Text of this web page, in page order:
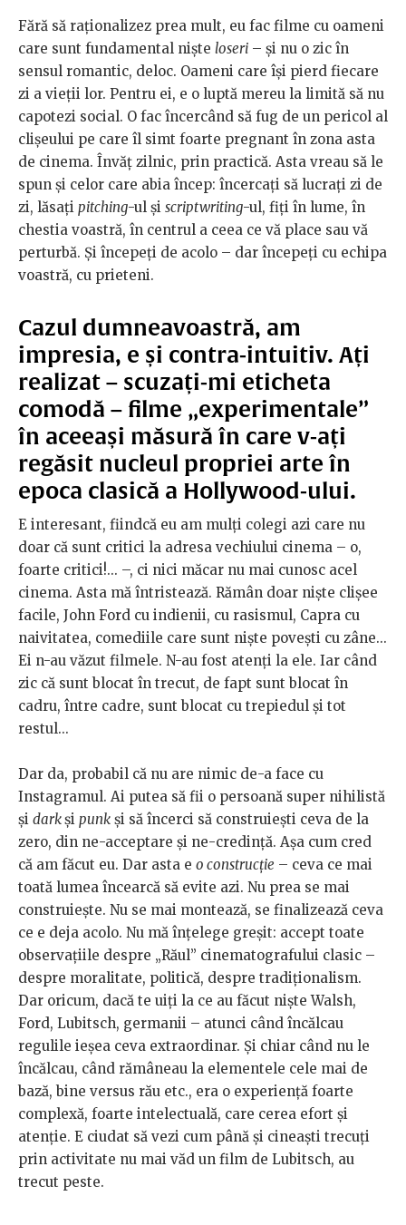
Fără să raționalizez prea mult, eu fac filme cu oameni
care sunt fundamental niște loseri – și nu o zic în
sensul romantic, deloc. Oameni care își pierd fiecare
zi a vieții lor. Pentru ei, e o luptă mereu la limită să nu
capotezi social. O fac încercând să fug de un pericol al
clișeului pe care îl simt foarte pregnant în zona asta
de cinema. Învăț zilnic, prin practică. Asta vreau să le
spun și celor care abia încep: încercați să lucrați zi de
zi, lăsați pitching-ul și scriptwriting-ul, fiți în lume, în
chestia voastră, în centrul a ceea ce vă place sau vă
perturbă. Și începeți de acolo – dar începeți cu echipa
voastră, cu prieteni.
Cazul dumneavoastră, am
impresia, e și contra-intuitiv. Ați
realizat – scuzați-mi eticheta
comodă – filme „experimentale”
în aceeași măsură în care v-ați
regăsit nucleul propriei arte în
epoca clasică a Hollywood-ului.
E interesant, fiindcă eu am mulți colegi azi care nu
doar că sunt critici la adresa vechiului cinema – o,
foarte critici!... –, ci nici măcar nu mai cunosc acel
cinema. Asta mă întristează. Rămân doar niște clișee
facile, John Ford cu indienii, cu rasismul, Capra cu
naivitatea, comediile care sunt niște povești cu zâne...
Ei n-au văzut filmele. N-au fost atenți la ele. Iar când
zic că sunt blocat în trecut, de fapt sunt blocat în
cadru, între cadre, sunt blocat cu trepiedul și tot
restul...
Dar da, probabil că nu are nimic de-a face cu
Instagramul. Ai putea să fii o persoană super nihilistă
și darkși punk și să încerci să construiești ceva de la
zero, din ne-acceptare și ne-credință. Așa cum cred
că am făcut eu. Dar asta e o construcție – ceva ce mai
toată lumea încearcă să evite azi. Nu prea se mai
construiește. Nu se mai montează, se finalizează ceva
ce e deja acolo. Nu mă înțelege greșit: accept toate
observațiile despre „Răul” cinematografului clasic –
despre moralitate, politică, despre tradiționalism.
Dar oricum, dacă te uiți la ce au făcut niște Walsh,
Ford, Lubitsch, germanii – atunci când încălcau
regulile ieșea ceva extraordinar. Și chiar când nu le
încălcau, când rămâneau la elementele cele mai de
bază, bine versus rău etc., era o experiență foarte
complexă, foarte intelectuală, care cerea efort și
atenție. E ciudat să vezi cum până și cineaști trecuți
prin activitate nu mai văd un film de Lubitsch, au
trecut peste.